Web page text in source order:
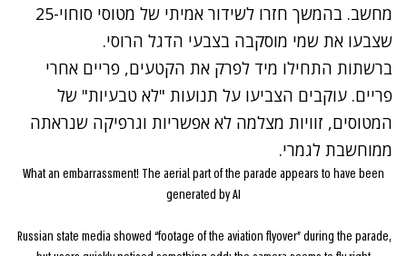
מחשב. בהמשך חזרו לשידור אמיתי של מטוסי סוחוי-25
שצבעו את שמי מוסקבה בצבעי הדגל הרוסי.
ברשתות התחילו מיד לפרק את הקטעים, פריים אחרי
פריים. עוקבים הצביעו על תנועות "לא טבעיות" של
המטוסים, זוויות מצלמה לא אפשריות וגרפיקה שנראתה
ממוחשבת לגמרי.
What an embarrassment! The aerial part of the parade appears to have been
generated by AI
Russian state media showed “footage of the aviation flyover” during the parade,